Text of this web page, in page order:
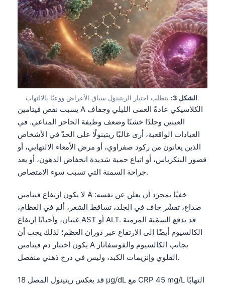
الشكل 3:يتطلب اختبار الريتينول سياق الأعراض ووعيًا بالالتهاب.
يسبب نقص فيتامين A الكلاسيكي عادةً العمى الليلي وجفاف
العينين وجلدًا خشنًا وضعف وظيفة الحاجز المناعي. في
العيادات الواقعية، أرى غالبًا ريتينولًا على الحدّ في الأشخاص
الذين يعانون من ركود صفراوي، أو مرض الأمعاء الالتهابي، أو
قصور البنكرياس، أو اتباع حمية شديدة انخفاض الدهون، أو بعد
جراحة السمنة التي تسبب سوء الامتصاص.
لا يكون ارتفاع فيتامين A خفيًا بمجرد أن يعلن عن نفسه:
صداع، تقشّر جاف في الجلد، تساقط الشعر، ألم في العظام،
غثيان، وأحيانًا ارتفاع AST أو ALT. قد تدفع السمّية المزمنة
الكالسيوم أيضًا إلى الارتفاع عبر دوران العظم؛ لذلك يجب أن
يكون اختبار دم فيتامين A بجانب الكالسيوم والفوسفاتاز
القلوي وإنزيمات الكبد، وليس في درج ذهني منفصل.
قد يعكس ريتينول المصل 18 µg/dL مع CRP 45 mg/L التهابًا